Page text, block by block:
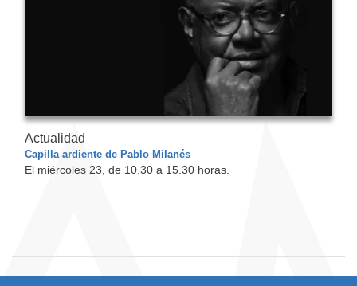
Actualidad
Capilla ardiente de Pablo Milanés
El miércoles 23, de 10.30 a 15.30 horas.